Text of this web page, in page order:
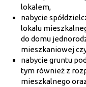
lokalem,
nabycie
lokalu
do domu
mieszkaniowej
nabycie gruntu
tym również z
mieszkalnego